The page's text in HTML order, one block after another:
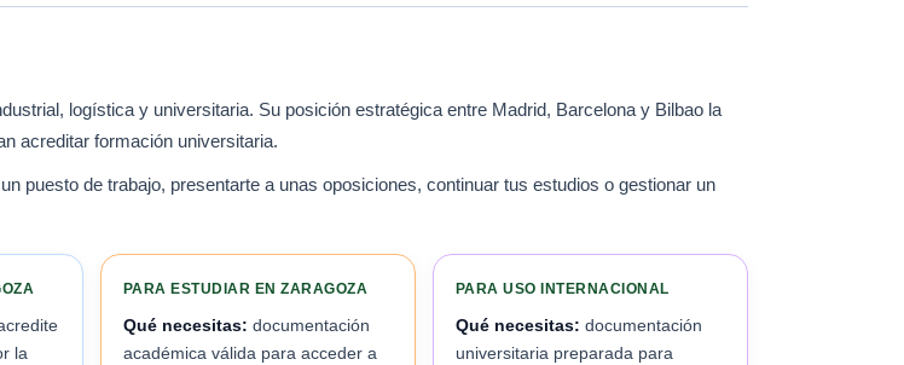
logística y universitaria. Su posición estratégica entre Madrid, Barcelona y Bilbao la
acreditar formación universitaria.
puesto de trabajo, presentarte a unas oposiciones, continuar tus estudios o gestionar un
la
PARA ESTUDIAR EN ZARAGOZA
Qué necesitas: documentación
académica válida para acceder a
PARA USO INTERNACIONAL
Qué necesitas: documentación
universitaria preparada para